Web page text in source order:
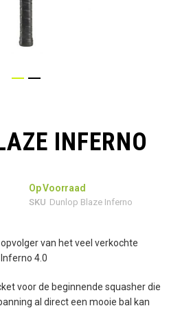
INFERNO
Op Voorraad
SKU Dunlop Blaze Inferno
van het veel verkochte
4.0
voor de beginnende squasher die
al direct een mooie bal kan